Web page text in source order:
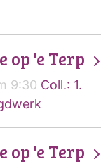
op 'e Terp
9:30 Coll.: 1.
op 'e Terp